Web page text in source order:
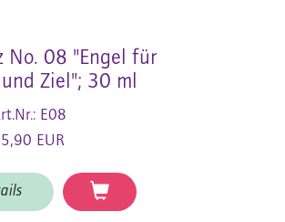
No. 08 "Engel für
Ziel"; 30 ml
E08
EUR